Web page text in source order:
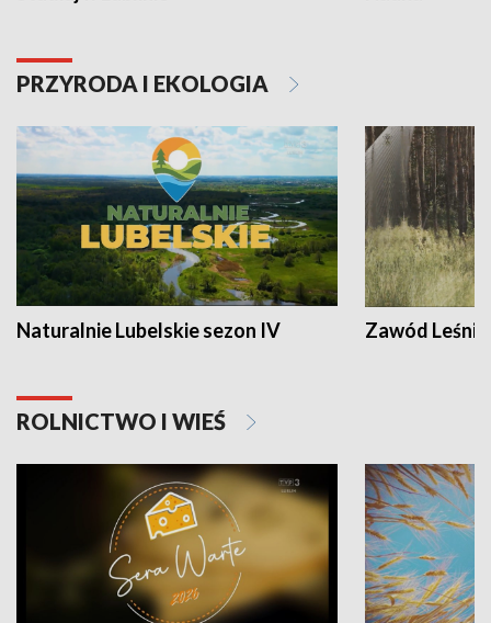
PRZYRODA I EKOLOGIA
Naturalnie Lubelskie sezon IV Zawód Leśnik
ROLNICTWO I WIEŚ